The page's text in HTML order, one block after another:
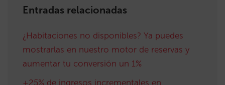
Entradas relacionadas
¿Habitaciones no disponibles? Ya puedes
mostrarlas en nuestro motor de reservas y
aumentar tu conversión un 1%
+25% de ingresos incrementales en